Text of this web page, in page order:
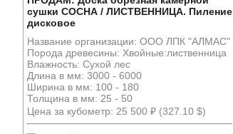
сушки СОСНА / ЛИСТВЕННИЦА. Пиление
дисковое
Название организации: ООО ЛПК "АЛМАС"
Порода древесины: Хвойные:лиственница
Влажность: Сухой лес
Длина в мм: 3000 - 6000
Ширина в мм: 100 - 180
Толщина в мм: 25 - 50
Цена за кубометр: 25 500 ₽ (327.10 $)